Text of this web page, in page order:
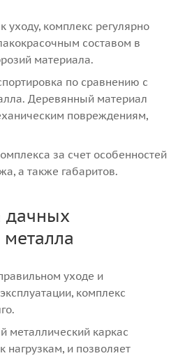
уходу, комплекс регулярно
составом в
материала.
по сравнению с
Деревянный материал
повреждениям,
за счет особенностей
а также габаритов.
дачных
уходе и
комплекс
металлический каркас
нагрузкам, и позволяет